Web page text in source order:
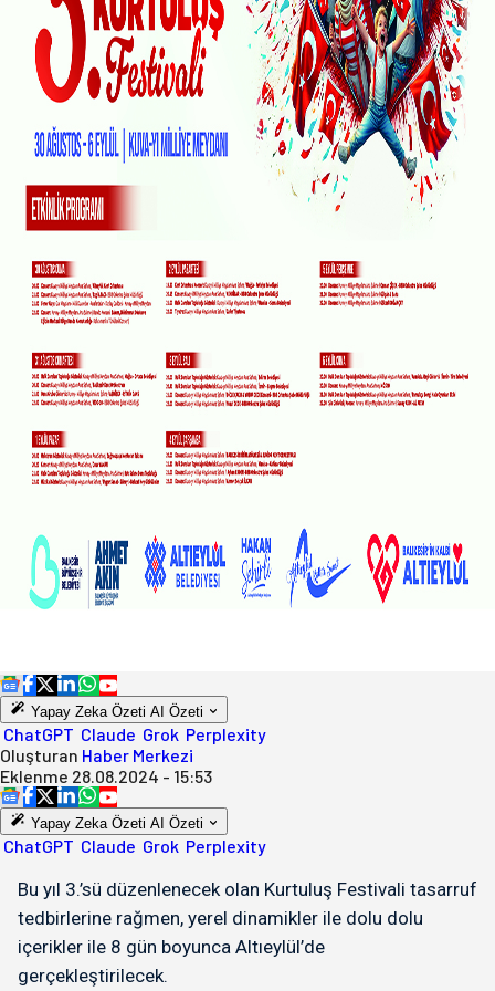
Yapay Zeka Özeti AI Özeti
ChatGPT Claude Grok Perplexity
Oluşturan Haber Merkezi
Eklenme 28.08.2024 - 15:53
Yapay Zeka Özeti AI Özeti
ChatGPT Claude Grok Perplexity
Bu yıl 3.’sü düzenlenecek olan Kurtuluş Festivali tasarruf
tedbirlerine rağmen, yerel dinamikler ile dolu dolu
içerikler ile 8 gün boyunca Altıeylül’de
gerçekleştirilecek.